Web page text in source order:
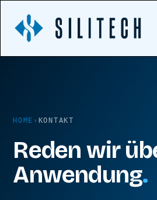
HOME › KONTAKT
Reden wir
Anwendung.